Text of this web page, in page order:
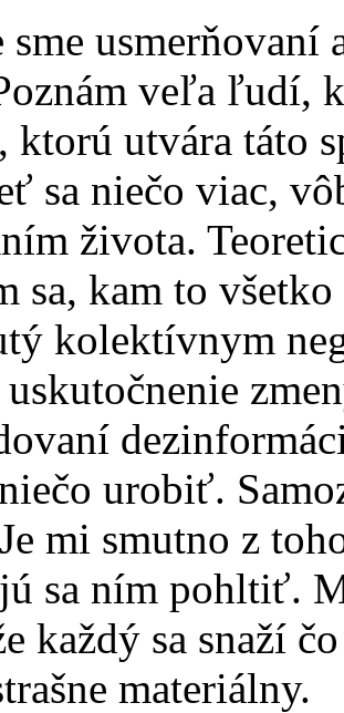
veľa ľudí,
ktorú utvára táto
sa niečo viac,
života.
sa, kam to
kolektívnym
urobiť.
mi smutno z
sa ním pohltiť.
každý sa snaží
materiálny.